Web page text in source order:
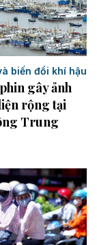
biến đổi khí hậu
gây ảnh
rộng tại
Trung